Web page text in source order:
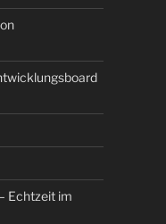
Echtzeit im